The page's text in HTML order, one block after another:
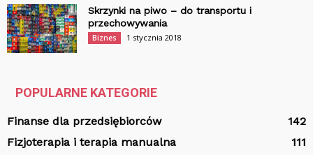
Skrzynki na piwo – do transportu i
przechowywania
Biznes 1 stycznia 2018
POPULARNE KATEGORIE
Finanse dla przedsiębiorców
142
Fizjoterapia i terapia manualna
111